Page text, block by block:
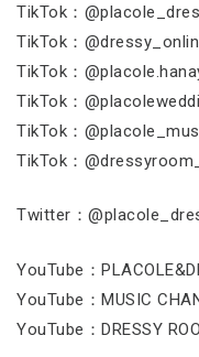
TikTok：
TikTok：
TikTok：
TikTok：
TikTok：
TikTok：
Twitter：
YouTube：
YouTube：MUSIC
YouTube：DRESSY